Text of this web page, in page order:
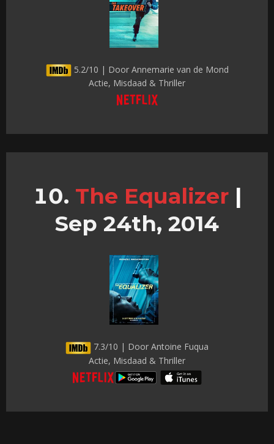
5.2/10 | Door Annemarie van de Mond
Actie, Misdaad & Thriller
The Equalizer |
Sep 24th, 2014
7.3/10 | Door Antoine Fuqua
Actie, Misdaad & Thriller